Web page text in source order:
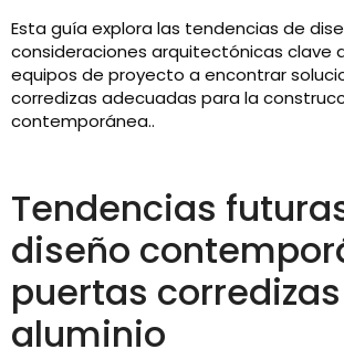
Esta guía explora las tendencias de
consideraciones arquitectónicas clave
equipos de proyecto a encontrar
corredizas adecuadas para la
contemporánea..
Tendencias
diseño
puertas
aluminio